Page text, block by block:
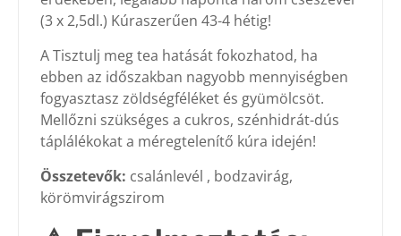
(3 x 2,5dl.) Kúraszerűen 43-4 hétig!
A Tisztulj meg tea hatását fokozhatod, ha
ebben az időszakban nagyobb mennyiségben
fogyasztasz zöldségféléket és gyümölcsöt.
Mellőzni szükséges a cukros, szénhidrát-dús
táplálékokat a méregtelenítő kúra idején!
Összetevők: csalánlevél , bodzavirág,
körömvirágszirom